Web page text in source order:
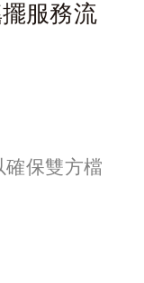
擺服務流
確保雙方檔